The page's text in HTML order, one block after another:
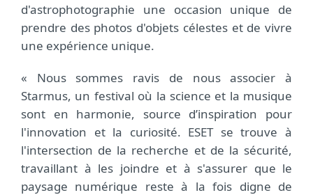
d'astrophotographie une occasion unique de
prendre des photos d'objets célestes et de vivre
une expérience unique.
« Nous sommes ravis de nous associer à
Starmus, un festival où la science et la musique
sont en harmonie, source d’inspiration pour
l'innovation et la curiosité. ESET se trouve à
l'intersection de la recherche et de la sécurité,
travaillant à les joindre et à s'assurer que le
paysage numérique reste à la fois digne de